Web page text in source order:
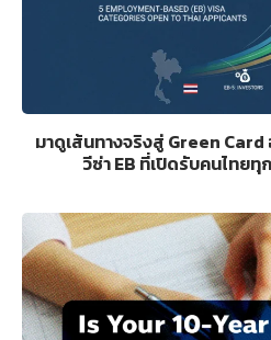
มาดูเส้นทางจริงสู่ Green Card
วีซ่า EB ที่เปิดรับคนไทยทุ